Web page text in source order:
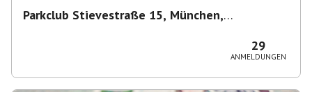
Parkclub Stievestraße 15, München,
29
ANMELDUNGEN